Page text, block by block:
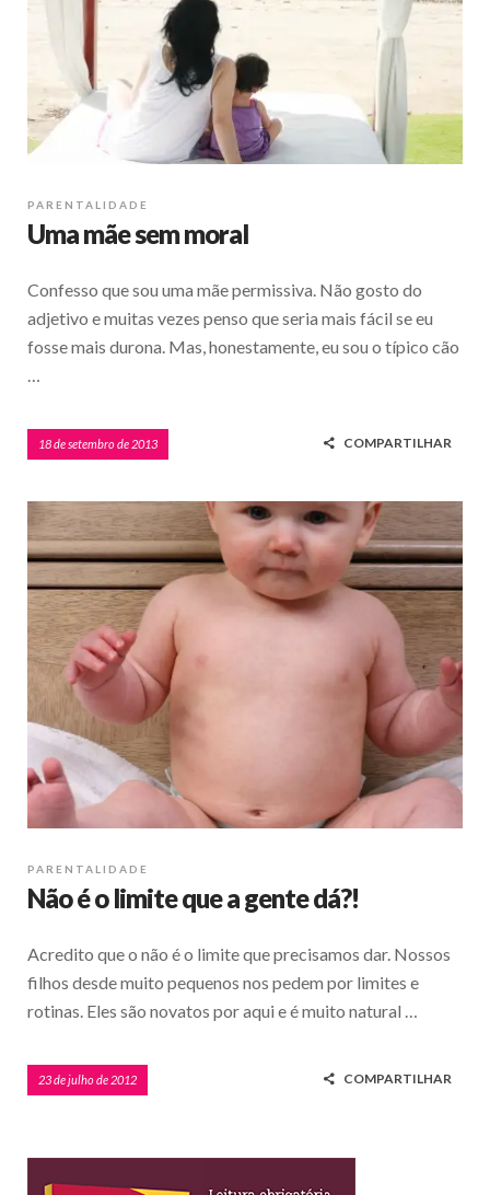
PARENTALIDADE
Uma mãe sem moral
Confesso que sou uma mãe permissiva. Não gosto do
adjetivo e muitas vezes penso que seria mais fácil se eu
fosse mais durona. Mas, honestamente, eu sou o típico cão
18 de setembro de 2013 COMPARTILHAR
PARENTALIDADE
Não é o limite que a gente dá?!
Acredito que o não é o limite que precisamos dar. Nossos
filhos desde muito pequenos nos pedem por limites e
rotinas. Eles são novatos por aqui e é muito natural …
23 de julho de 2012 COMPARTILHAR